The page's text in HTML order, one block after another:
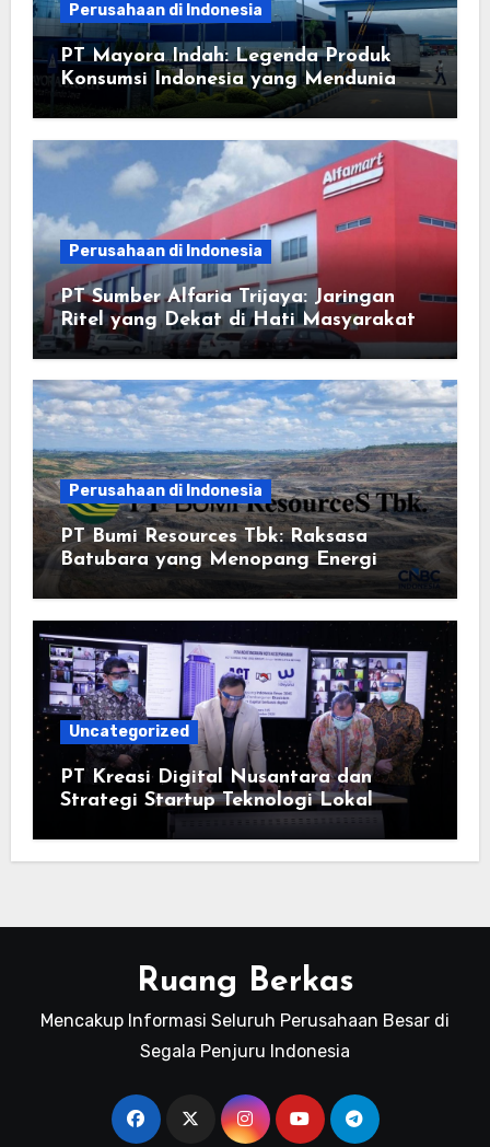
Perusahaan di Indonesia
PT Mayora Indah: Legenda Produk
Konsumsi Indonesia yang Mendunia
Perusahaan di Indonesia
PT Sumber Alfaria Trijaya: Jaringan
Ritel yang Dekat di Hati Masyarakat
Perusahaan di Indonesia
PT Bumi Resources Tbk: Raksasa
Batubara yang Menopang Energi
Uncategorized
PT Kreasi Digital Nusantara dan
Strategi Startup Teknologi Lokal
Ruang Berkas
Mencakup Informasi Seluruh Perusahaan Besar di
Segala Penjuru Indonesia